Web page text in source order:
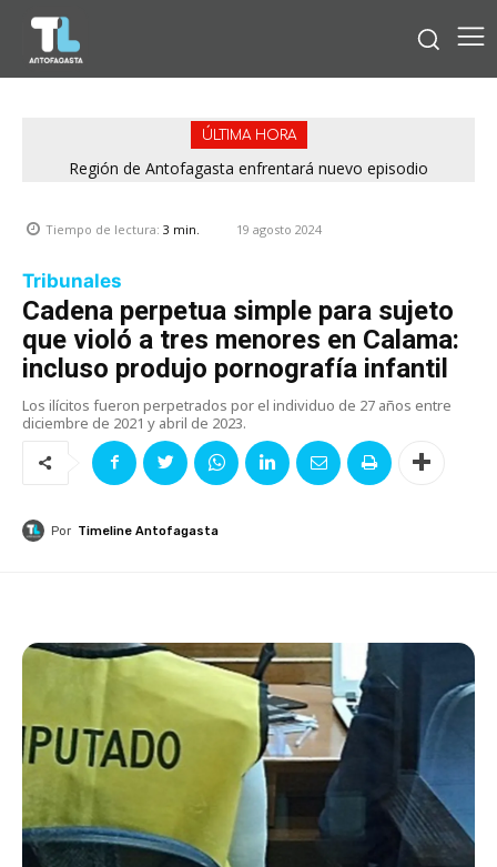
ÚLTIMA HORA
Región de Antofagasta enfrentará nuevo episodio
Bipay explica: Así funciona el pago con tarjetas bancarias en
Tiempo de lectura: 3 min. 19 agosto 2024
Tribunales
Cadena perpetua simple para sujeto
que violó a tres menores en Calama:
incluso produjo pornografía infantil
Los ilícitos fueron perpetrados por el individuo de 27 años entre
diciembre de 2021 y abril de 2023.
Por Timeline Antofagasta